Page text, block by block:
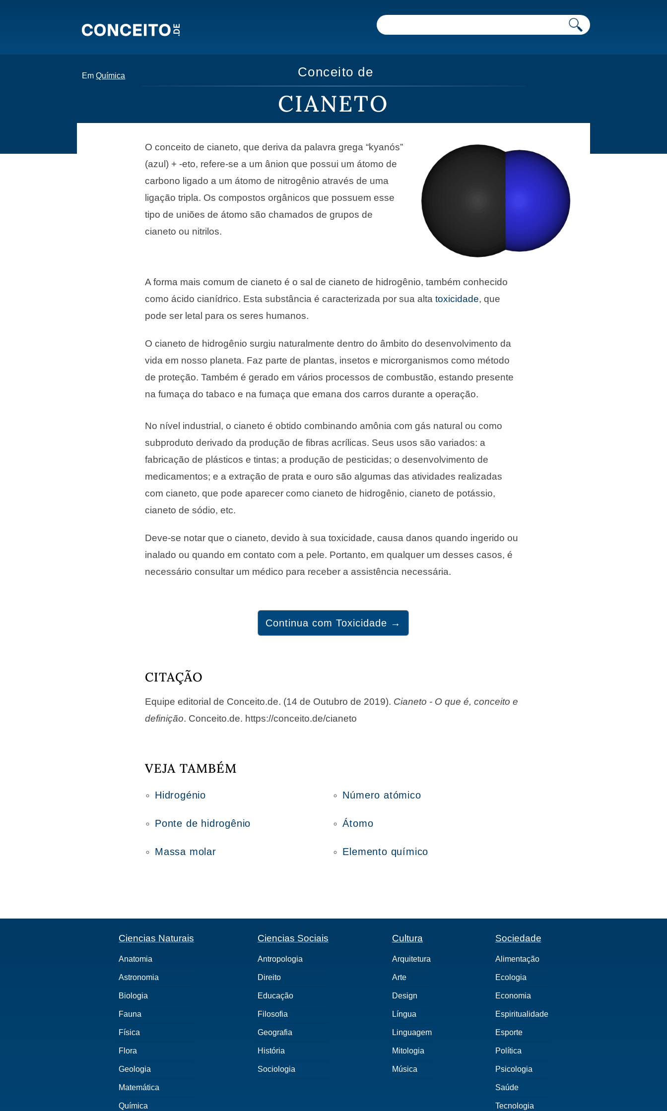
EmQuímica Conceito de
CIANETO
O conceito de cianeto, que deriva da palavra grega “kyanós”
(azul) + -eto, refere-se a um ânion que possui um átomo de
carbono ligado a um átomo de nitrogênio através de uma
ligação tripla. Os compostos orgânicos que possuem esse
tipo de uniões de átomo são chamados de grupos de
cianeto ou nitrilos.
A forma mais comum de cianeto é o sal de cianeto de hidrogênio, também conhecido
como ácido cianídrico. Esta substância é caracterizada por sua altatoxicidade, que
pode ser letal para os seres humanos.
O cianeto de hidrogênio surgiu naturalmente dentro do âmbito do desenvolvimento da
vida em nosso planeta. Faz parte de plantas, insetos e microrganismos como método
de proteção. Também é gerado em vários processos de combustão, estando presente
na fumaça do tabaco e na fumaça que emana dos carros durante a operação.
No nível industrial, o cianeto é obtido combinando amônia com gás natural ou como
subproduto derivado da produção de fibras acrílicas. Seus usos são variados: a
fabricação de plásticos e tintas; a produção de pesticidas; o desenvolvimento de
medicamentos; e a extração de prata e ouro são algumas das atividades realizadas
com cianeto, que pode aparecer como cianeto de hidrogênio, cianeto de potássio,
cianeto de sódio, etc.
Deve-se notar que o cianeto, devido à sua toxicidade, causa danos quando ingerido ou
inalado ou quando em contato com a pele. Portanto, em qualquer um desses casos, é
necessário consultar um médico para receber a assistência necessária.
Continua com Toxicidade →
CITAÇÃO
Equipe editorial de Conceito.de. (14 de Outubro de 2019). Cianeto - O que é, conceito e
definição. Conceito.de. https://conceito.de/cianeto
VEJA TAMBÉM
Hidrogénio
Ponte de hidrogênio
Massa molar
Número atómico
Átomo
Elemento químico
Ciencias Naturais
Anatomia
Astronomia
Biologia
Fauna
Física
Flora
Geologia
Matemática
Química
Ciencias Sociais
Antropologia
Direito
Educação
Filosofia
Geografia
História
Sociologia
Cultura
Arquitetura
Arte
Design
Língua
Linguagem
Mitologia
Música
Sociedade
Alimentação
Ecologia
Economia
Espiritualidade
Esporte
Política
Psicologia
Saúde
Tecnologia